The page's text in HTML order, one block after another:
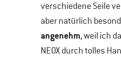
verschiedene Seile
aber natürlich
angenehm, weil ich
NEOX durch tolles